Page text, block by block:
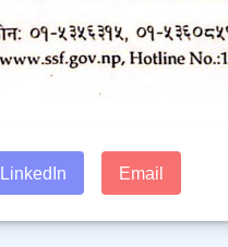
LinkedIn Email